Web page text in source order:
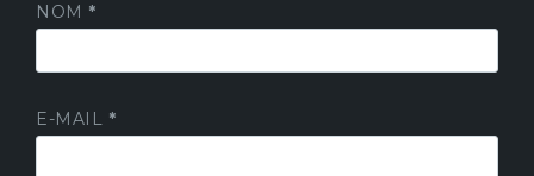
NOM *
E-MAIL *